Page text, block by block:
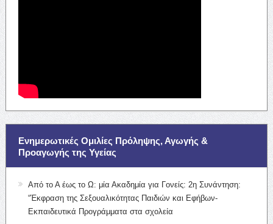
Ενημερωτικές Ομιλίες Πρόληψης, Αγωγής &
Προαγωγής της Υγείας
Από το Α έως το Ω: μία Ακαδημία για Γονείς: 2η Συνάντηση:
“Έκφραση της Σεξουαλικότητας Παιδιών και Εφήβων-
Εκπαιδευτικά Προγράμματα στα σχολεία